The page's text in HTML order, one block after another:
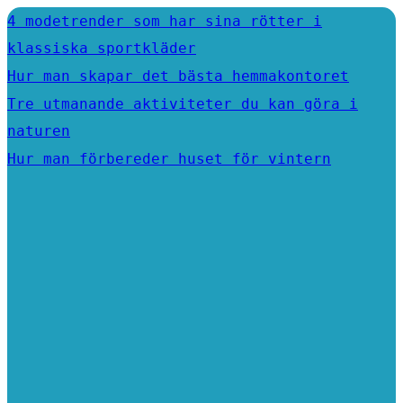
4 modetrender som har sina rötter i
klassiska sportkläder
Hur man skapar det bästa hemmakontoret
Tre utmanande aktiviteter du kan göra i
naturen
Hur man förbereder huset för vintern